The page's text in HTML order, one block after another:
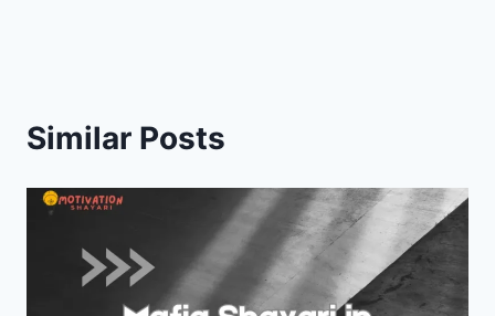
Similar Posts